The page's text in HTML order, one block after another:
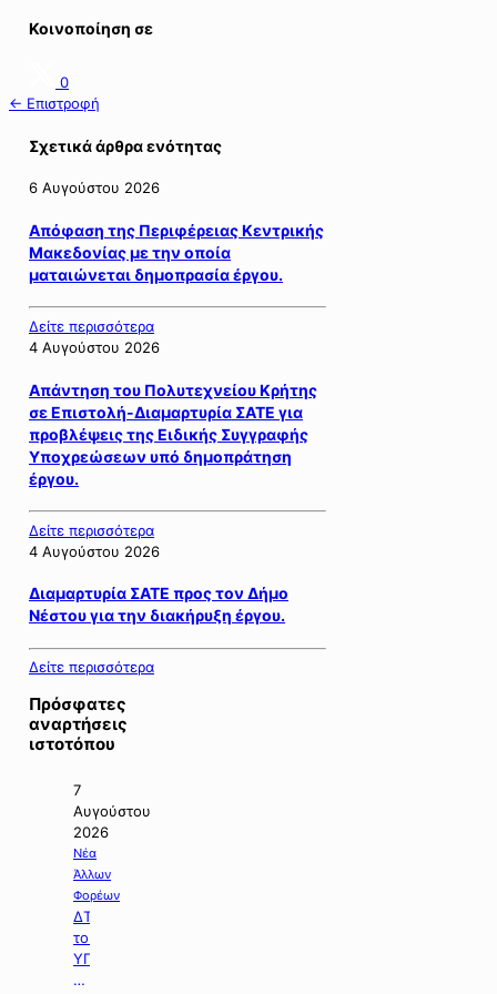
Κοινοποίηση σε
0
← Επιστροφή
Σχετικά άρθρα ενότητας
6 Αυγούστου 2026
Απόφαση της Περιφέρειας Κεντρικής
Μακεδονίας με την οποία
ματαιώνεται δημοπρασία έργου.
Δείτε περισσότερα
4 Αυγούστου 2026
Απάντηση του Πολυτεχνείου Κρήτης
σε Επιστολή-Διαμαρτυρία ΣΑΤΕ για
προβλέψεις της Ειδικής Συγγραφής
Υποχρεώσεων υπό δημοπράτηση
έργου.
Δείτε περισσότερα
4 Αυγούστου 2026
Διαμαρτυρία ΣΑΤΕ προς τον Δήμο
Νέστου για την διακήρυξη έργου.
Δείτε περισσότερα
Πρόσφατες
αναρτήσεις
ιστοτόπου
7
Αυγούστου
2026
Νέα
Άλλων
Φορέων
ΔΤ
του
ΥΠΠΕΝ
με